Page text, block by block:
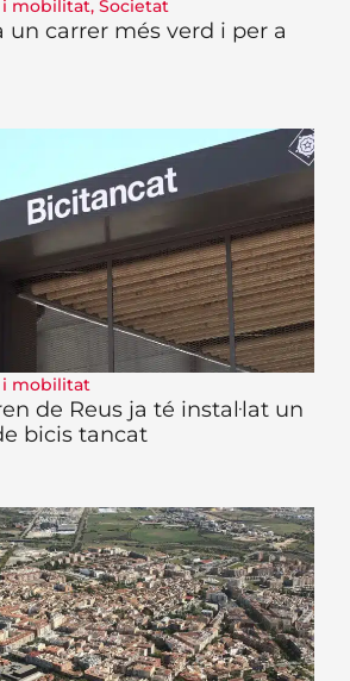
i mobilitat, Societat
un carrer més verd i per a
i mobilitat
de Reus ja té instal·lat un
bicis tancat